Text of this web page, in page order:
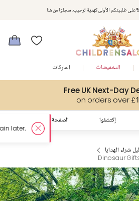
Free UK Next-Day
on orders over
التخفيضات الماركات
الصفحة الرئيسية إكتشفوا
شراء الهدايا
Dinosaur